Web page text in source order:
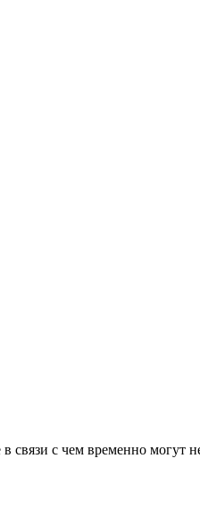
с чем временно могут